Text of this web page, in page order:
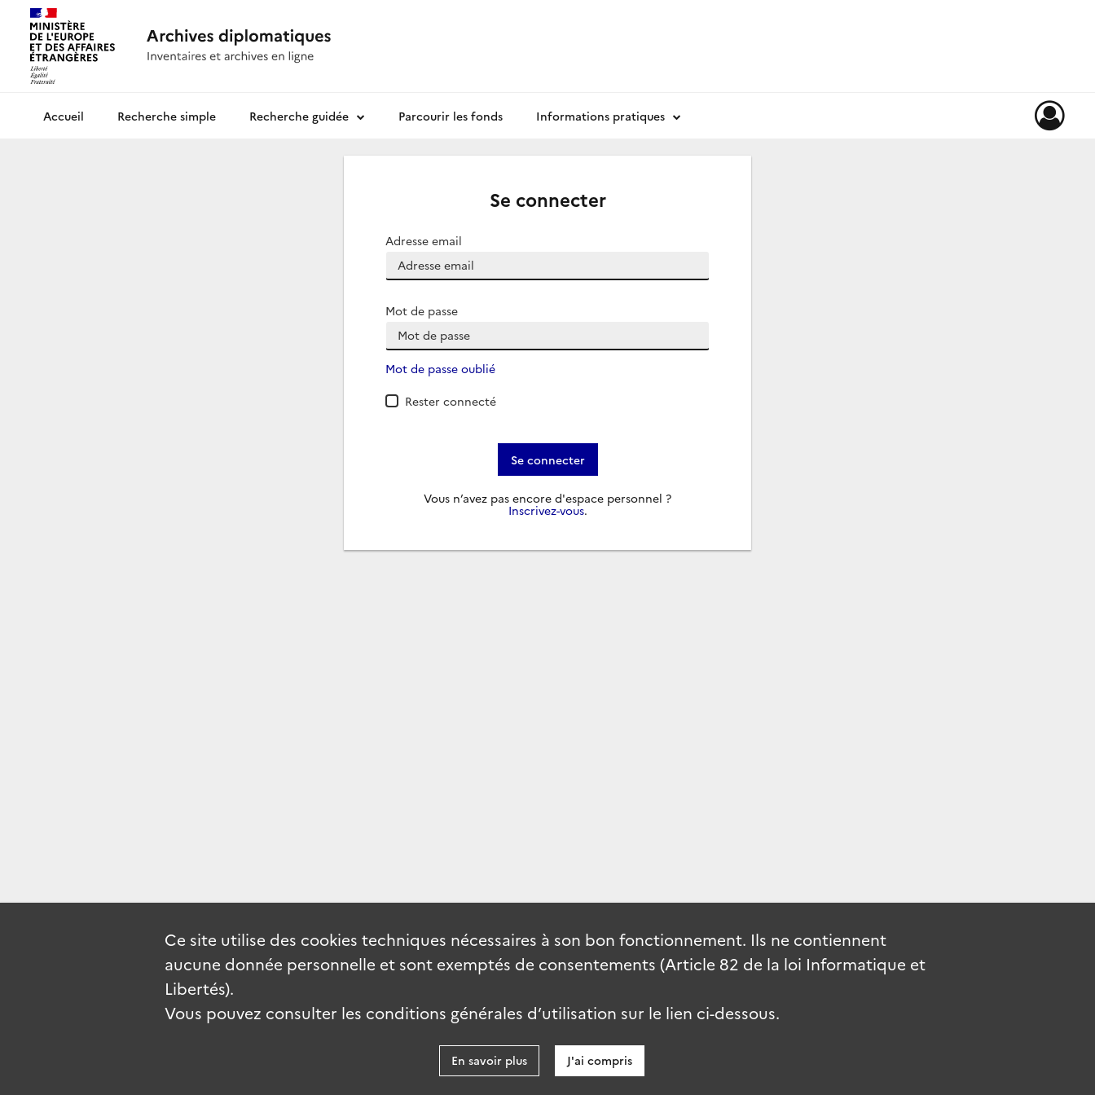
Archives diplomatiquesRecherche simple Recherche guidée Parcourir les fonds Informations pratiques
Se connecter
Adresse email
Mot de passe
Mot de passe oublié
Rester connecté
Se connecter
Vous n’avez pas encore d'espace personnel ?
Inscrivez-vous.
Ce site utilise des cookies techniques nécessaires à son bon fonctionnement. Ils ne contiennent
aucune donnée personnelle et sont exemptés de consentements (Article 82 de la loi Informatique et
Libertés).
Vous pouvez consulter les conditions générales d’utilisation sur le lien ci-dessous.
En savoir plus J'ai compris